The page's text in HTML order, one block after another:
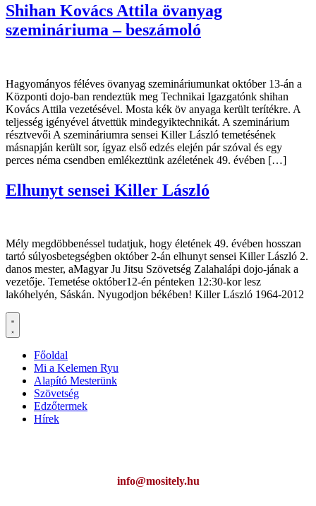
Shihan Kovács Attila övanyag
szemináriuma – beszámoló
Hagyományos féléves övanyag szemináriumunkat október 13-án a
Központi dojo-ban rendeztük meg Technikai Igazgatónk shihan
Kovács Attila vezetésével. Mosta kék öv anyaga került terítékre. A
teljesség igényével átvettük mindegyiktechnikát. A szeminárium
résztvevői A szemináriumra sensei Killer László temetésének
másnapján került sor, ígyaz első edzés elején pár szóval és egy
perces néma csendben emlékeztünk azéletének 49. évében […]
Elhunyt sensei Killer László
Mély megdöbbenéssel tudatjuk, hogy életének 49. évében hosszan
tartó súlyosbetegségben október 2-án elhunyt sensei Killer László 2.
danos mester, aMagyar Ju Jitsu Szövetség Zalahalápi dojo-jának a
vezetője. Temetése október12-én pénteken 12:30-kor lesz
lakóhelyén, Sáskán. Nyugodjon békében! Killer László 1964-2012
Főoldal
Mi a Kelemen Ryu
Alapító Mesterünk
Szövetség
Edzőtermek
Hírek
info@mositely.hu